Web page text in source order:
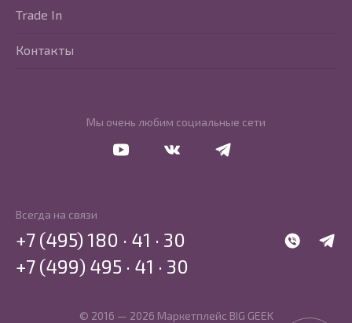
Мы очень любим социальные сети
Trade In
Контакты
Всегда на связи
WhatsApp
+7 (495) 180 · 41 · 30
+7 (499) 495 · 41 · 30
© 2016 — 2026 Маркетплейс BIG GEEK